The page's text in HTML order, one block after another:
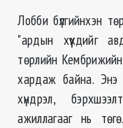
Лобби бүлгийнхэн
"ардын хүүхдийг
төрлийн Кембрижийн
хардаж байна. Энэ
хүндрэл,
ажиллагааг нь